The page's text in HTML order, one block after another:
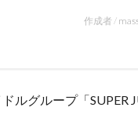
作成者 /
ルグループ「